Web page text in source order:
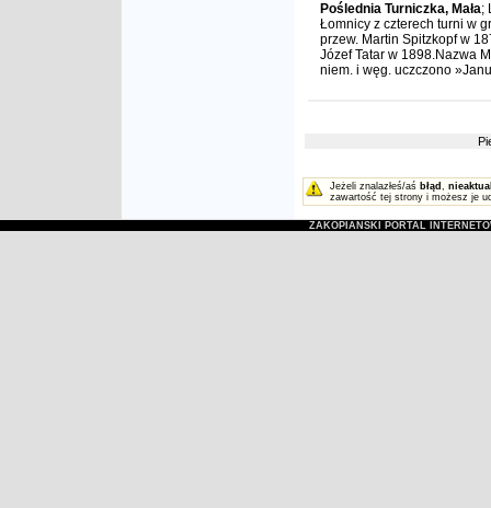
Poślednia Turniczka, Mała;
Łomnicy z czterech turni w
przew. Martin Spitzkopf w
Józef Tatar w 1898.Nazwa
niem. i węg. uczczono
Jeżeli znalazłeś/aś błąd ,
zawartość tej strony i możesz je
ZAKOPIAŃSKI PORTAL